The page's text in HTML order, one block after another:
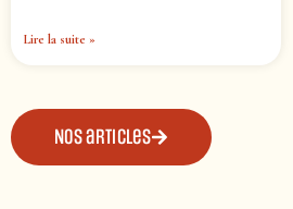
Lire la suite »
Nos articles